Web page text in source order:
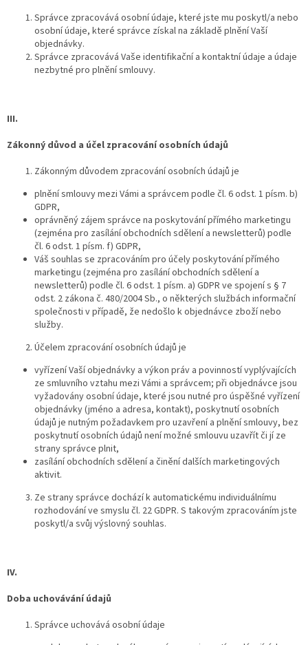
Správce zpracovává osobní údaje, které jste mu poskytl/a nebo
osobní údaje, které správce získal na základě plnění Vaší
objednávky.
Správce zpracovává Vaše identifikační a kontaktní údaje a údaje
nezbytné pro plnění smlouvy.
III.
Zákonný důvod a účel zpracování osobních údajů
Zákonným důvodem zpracování osobních údajů je
plnění smlouvy mezi Vámi a správcem podle čl. 6 odst. 1 písm. b)
GDPR,
oprávněný zájem správce na poskytování přímého marketingu
(zejména pro zasílání obchodních sdělení a newsletterů) podle
čl. 6 odst. 1 písm. f) GDPR,
Váš souhlas se zpracováním pro účely poskytování přímého
marketingu (zejména pro zasílání obchodních sdělení a
newsletterů) podle čl. 6 odst. 1 písm. a) GDPR ve spojení s § 7
odst. 2 zákona č. 480/2004 Sb., o některých službách informační
společnosti v případě, že nedošlo k objednávce zboží nebo
služby.
Účelem zpracování osobních údajů je
vyřízení Vaší objednávky a výkon práv a povinností vyplývajících
ze smluvního vztahu mezi Vámi a správcem; při objednávce jsou
vyžadovány osobní údaje, které jsou nutné pro úspěšné vyřízení
objednávky (jméno a adresa, kontakt), poskytnutí osobních
údajů je nutným požadavkem pro uzavření a plnění smlouvy, bez
poskytnutí osobních údajů není možné smlouvu uzavřít či jí ze
strany správce plnit,
zasílání obchodních sdělení a činění dalších marketingových
aktivit.
Ze strany správce dochází k automatickému individuálnímu
rozhodování ve smyslu čl. 22 GDPR. S takovým zpracováním jste
poskytl/a svůj výslovný souhlas.
IV.
Doba uchovávání údajů
Správce uchovává osobní údaje